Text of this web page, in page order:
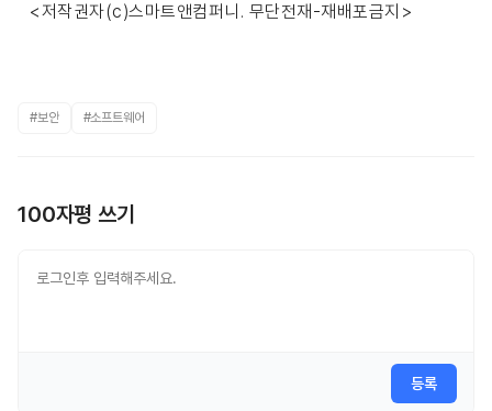
<저작권자(c)스마트앤컴퍼니. 무단전재-재배포금지>
#보안 #소프트웨어
100자평 쓰기
등록